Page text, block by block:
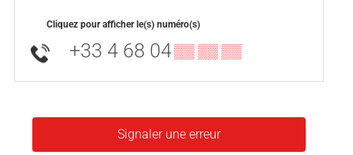
Cliquez pour afficher le(s) numéro(s)
+33 4 68 04▒▒ ▒▒ ▒▒
Signaler une erreur